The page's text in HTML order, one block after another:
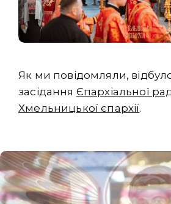
Як ми повідомляли,
засідання Єпархіальної
Хмельницької єпархії.